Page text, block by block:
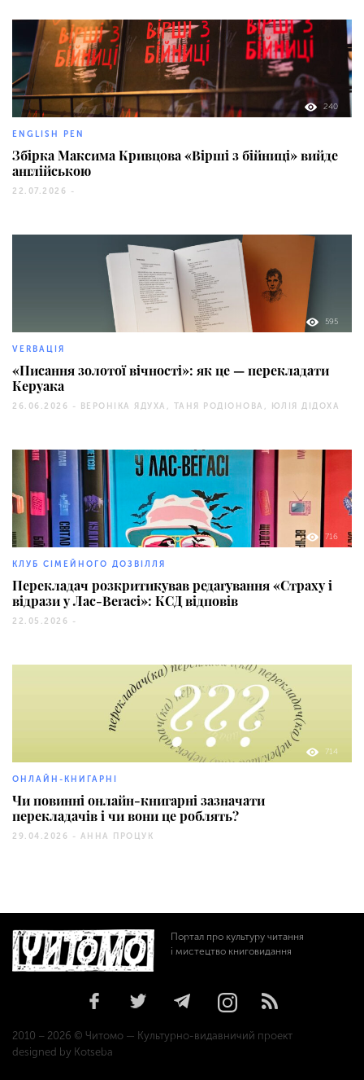
240
ENGLISH PEN
Збірка Максима Кривцова «Вірші з бійниці» вийде
англійською
22.07.2026 -
595
VERBАЦІЯ
«Писання золотої вічності»: як це — перекладати
Керуака
26.06.2026 - ВЕРОНІКА ЯДУХА, ТАНЯ РОДІОНОВА, ЮЛІЯ ДІДОХА
716
КЛУБ СІМЕЙНОГО ДОЗВІЛЛЯ
Перекладач розкритикував редагування «Страху і
відрази у Лас-Вегасі»: КСД відповів
22.05.2026 -
714
ОНЛАЙН-КНИГАРНІ
Чи повинні онлайн-книгарні зазначати
перекладачів і чи вони це роблять?
29.04.2026 - АННА ПРОЦУК
Портал про культуру читання
і мистецтво книговидання
2010 – 2026 © Читомо — Культурно-видавничий проект
designed by Kotseba